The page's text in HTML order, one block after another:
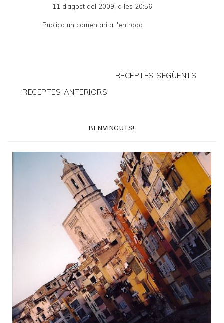
11 d’agost del 2009, a les 20:56
Publica un comentari a l'entrada
RECEPTES SEGÜENTS
RECEPTES ANTERIORS
BENVINGUTS!